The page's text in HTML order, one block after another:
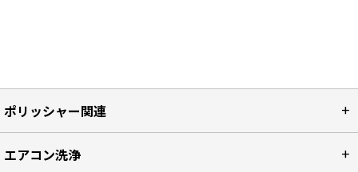
ポリッシャー関連
エアコン洗浄